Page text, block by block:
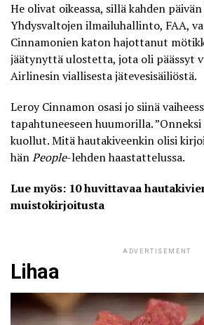
He olivat oikeassa, sillä kahden
Yhdysvaltojen ilmailuhallinto, FAA,
Cinnamonien katon hajottanut
jäätynyttä ulostetta, jota oli päässyt
Airlinesin viallisesta jätevesisäiliöstä.
Leroy Cinnamon osasi jo siinä
tapahtuneeseen huumorilla.
kuollut. Mitä hautakiveenkin olisi
hänPeople-lehden haastattelussa.
Lue myös: 10 huvittavaa
muistokirjoitusta
ADVERTISEMENT
Lihaa